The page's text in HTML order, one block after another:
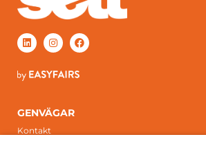
GENVÄGAR
Kontakt